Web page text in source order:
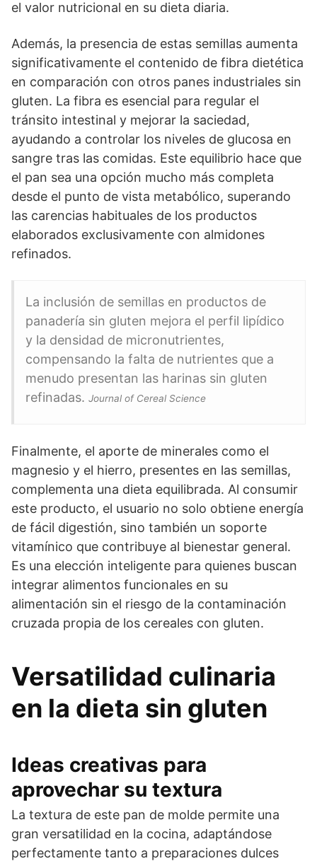
el valor nutricional en su dieta diaria.
Además, la presencia de estas semillas aumenta
significativamente el contenido de fibra dietética
en comparación con otros panes industriales sin
gluten. La fibra es esencial para regular el
tránsito intestinal y mejorar la saciedad,
ayudando a controlar los niveles de glucosa en
sangre tras las comidas. Este equilibrio hace que
el pan sea una opción mucho más completa
desde el punto de vista metabólico, superando
las carencias habituales de los productos
elaborados exclusivamente con almidones
refinados.
La inclusión de semillas en productos de
panadería sin gluten mejora el perfil lipídico
y la densidad de micronutrientes,
compensando la falta de nutrientes que a
menudo presentan las harinas sin gluten
refinadas. Journal of Cereal Science
Finalmente, el aporte de minerales como el
magnesio y el hierro, presentes en las semillas,
complementa una dieta equilibrada. Al consumir
este producto, el usuario no solo obtiene energía
de fácil digestión, sino también un soporte
vitamínico que contribuye al bienestar general.
Es una elección inteligente para quienes buscan
integrar alimentos funcionales en su
alimentación sin el riesgo de la contaminación
cruzada propia de los cereales con gluten.
Versatilidad culinaria
en la dieta sin gluten
Ideas creativas para
aprovechar su textura
La textura de este pan de molde permite una
gran versatilidad en la cocina, adaptándose
perfectamente tanto a preparaciones dulces